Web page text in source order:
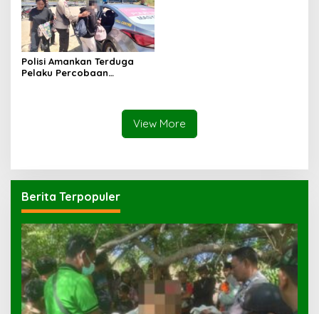
Polisi Amankan Terduga
Pelaku Percobaan
View More
Berita Terpopuler